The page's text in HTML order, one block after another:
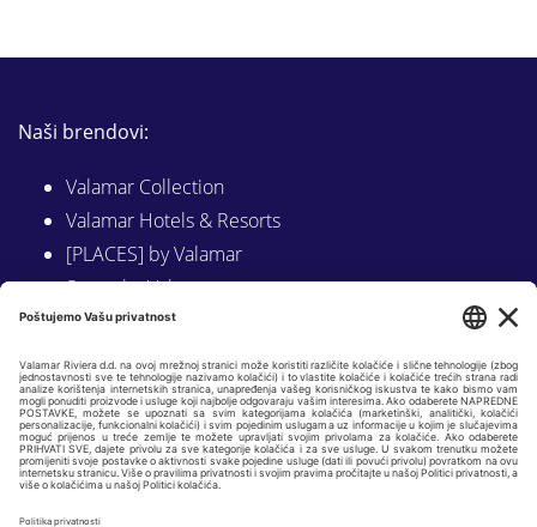
Naši brendovi:
Valamar Collection
Valamar Hotels & Resorts
[PLACES] by Valamar
Sunny by Valamar
Valamar Camping
Istraži na Valamar.com
Slijedite nas na: